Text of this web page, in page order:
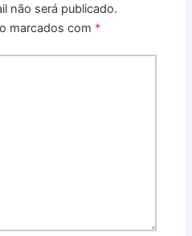
não será publicado.
marcados com *